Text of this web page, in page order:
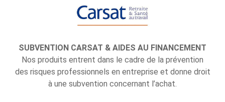
SUBVENTION CARSAT & AIDES AU FINANCEMENT
Nos produits entrent dans le cadre de la prévention
des risques professionnels en entreprise et donne droit
à une subvention concernant l’achat.